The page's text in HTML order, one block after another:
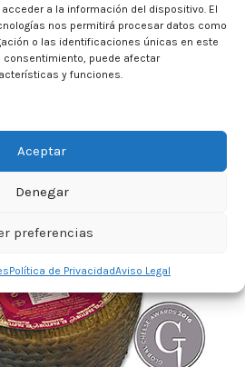
a la información del dispositivo. El
nos permitirá procesar datos como
o las identificaciones únicas en este
consentimiento, puede afectar
y funciones.
Aceptar
Denegar
preferencias
Política de PrivacidadAviso Legal
WINNER)
madurado «El Pastor de la